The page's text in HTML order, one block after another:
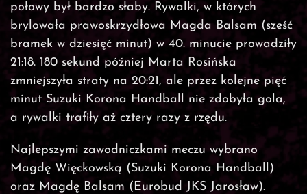
połowy był bardzo słaby. Rywalki, w których
brylowała prawoskrzydłowa Magda Balsam (sześć
bramek w dziesięć minut) w 40. minucie prowadziły
21:18. 180 sekund później Marta Rosińska
zmniejszyła straty na 20:21, ale przez kolejne pięć
minut Suzuki Korona Handball nie zdobyła gola,
a rywalki trafiły aż cztery razy z rzędu.
Najlepszymi zawodniczkami meczu wybrano
Magdę Więckowską (Suzuki Korona Handball)
oraz Magdę Balsam (Eurobud JKS Jarosław).